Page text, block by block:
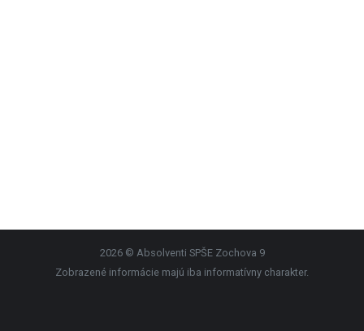
2026 © Absolventi SPŠE Zochova 9
Zobrazené informácie majú iba informatívny charakter.